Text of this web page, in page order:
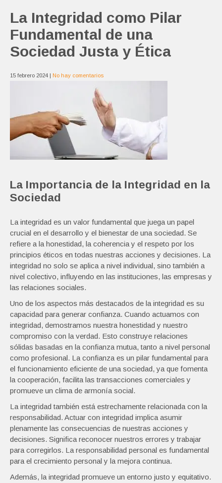
La Integridad como Pilar
Fundamental de una
Sociedad Justa y Ética
15 febrero 2024 | No hay comentarios
La Importancia de la Integridad en la
Sociedad
La integridad es un valor fundamental que juega un papel
crucial en el desarrollo y el bienestar de una sociedad. Se
refiere a la honestidad, la coherencia y el respeto por los
principios éticos en todas nuestras acciones y decisiones. La
integridad no solo se aplica a nivel individual, sino también a
nivel colectivo, influyendo en las instituciones, las empresas y
las relaciones sociales.
Uno de los aspectos más destacados de la integridad es su
capacidad para generar confianza. Cuando actuamos con
integridad, demostramos nuestra honestidad y nuestro
compromiso con la verdad. Esto construye relaciones
sólidas basadas en la confianza mutua, tanto a nivel personal
como profesional. La confianza es un pilar fundamental para
el funcionamiento eficiente de una sociedad, ya que fomenta
la cooperación, facilita las transacciones comerciales y
promueve un clima de armonía social.
La integridad también está estrechamente relacionada con la
responsabilidad. Actuar con integridad implica asumir
plenamente las consecuencias de nuestras acciones y
decisiones. Significa reconocer nuestros errores y trabajar
para corregirlos. La responsabilidad personal es fundamental
para el crecimiento personal y la mejora continua.
Además, la integridad promueve un entorno justo y equitativo.